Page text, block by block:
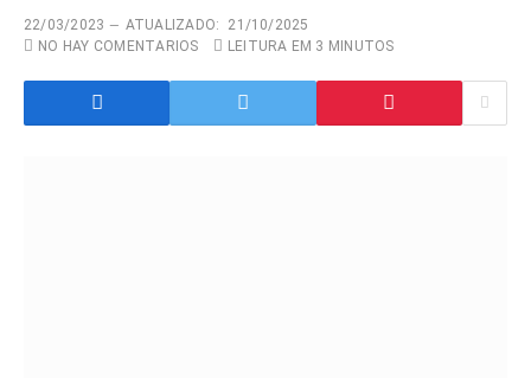
22/03/2023 ATUALIZADO:
21/10/2025
NO HAY COMENTARIOS
LEITURA EM 3 MINUTOS